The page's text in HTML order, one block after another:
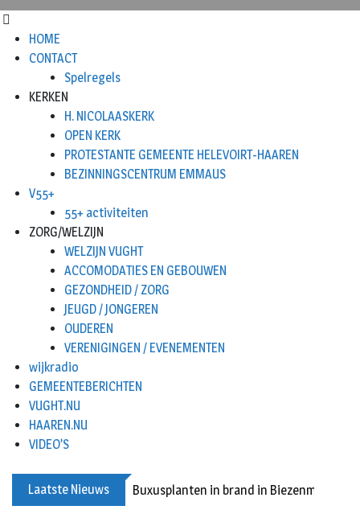
HOME
CONTACT
Spelregels
KERKEN
H. NICOLAASKERK
OPEN KERK
PROTESTANTE GEMEENTE HELEVOIRT-HAAREN
BEZINNINGSCENTRUM EMMAUS
V55+
55+ activiteiten
ZORG/WELZIJN
WELZIJN VUGHT
ACCOMODATIES EN GEBOUWEN
GEZONDHEID / ZORG
JEUGD / JONGEREN
OUDEREN
VERENIGINGEN / EVENEMENTEN
wijkradio
GEMEENTEBERICHTEN
VUGHT.NU
HAAREN.NU
VIDEO’S
Laatste Nieuws Buxusplanten in brand in Biezenmortel,